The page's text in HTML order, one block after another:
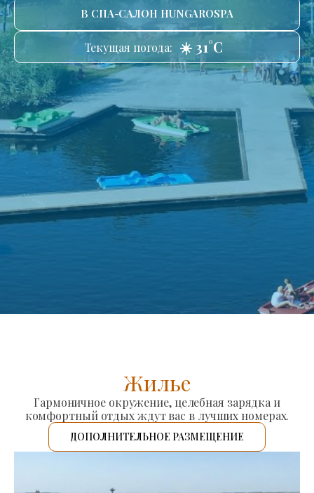
В СПА-САЛОН HUNGAROSPA
Текущая погода: ☀️ 31°C
Жилье
Гармоничное окружение, целебная зарядка и
комфортный отдых ждут вас в лучших номерах.
ДОПОЛНИТЕЛЬНОЕ РАЗМЕЩЕНИЕ